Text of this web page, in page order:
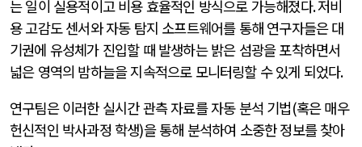
는 일이 실용적이고 비용 효율적인 방식으로 가능해졌다.저비
용 고감도 센서와 자동 탐지 소프트웨어를 통해 연구자들은 대
기권에 유성체가 진입할 때 발생하는 밝은 섬광을 포착하면서
넓은 영역의 밤하늘을 지속적으로 모니터링할 수 있게 되었다.
연구팀은 이러한 실시간 관측 자료를 자동 분석 기법(혹은 매우
헌신적인 박사과정 학생)을 통해 분석하여 소중한 정보를 찾아